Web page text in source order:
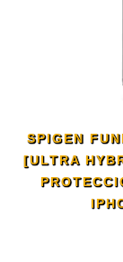
SPIGEN
[ULTRA